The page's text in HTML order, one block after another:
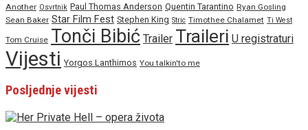
Another Osvrtnik Paul Thomas Anderson Quentin Tarantino Ryan Gosling
Sean Baker Star Film Fest Stephen King Stric Timothee Chalamet Ti West
Tom Cruise Tonči Bibić Trailer Traileri U registraturi
Vijesti Yorgos Lanthimos You talkin'to me
Posljednje vijesti